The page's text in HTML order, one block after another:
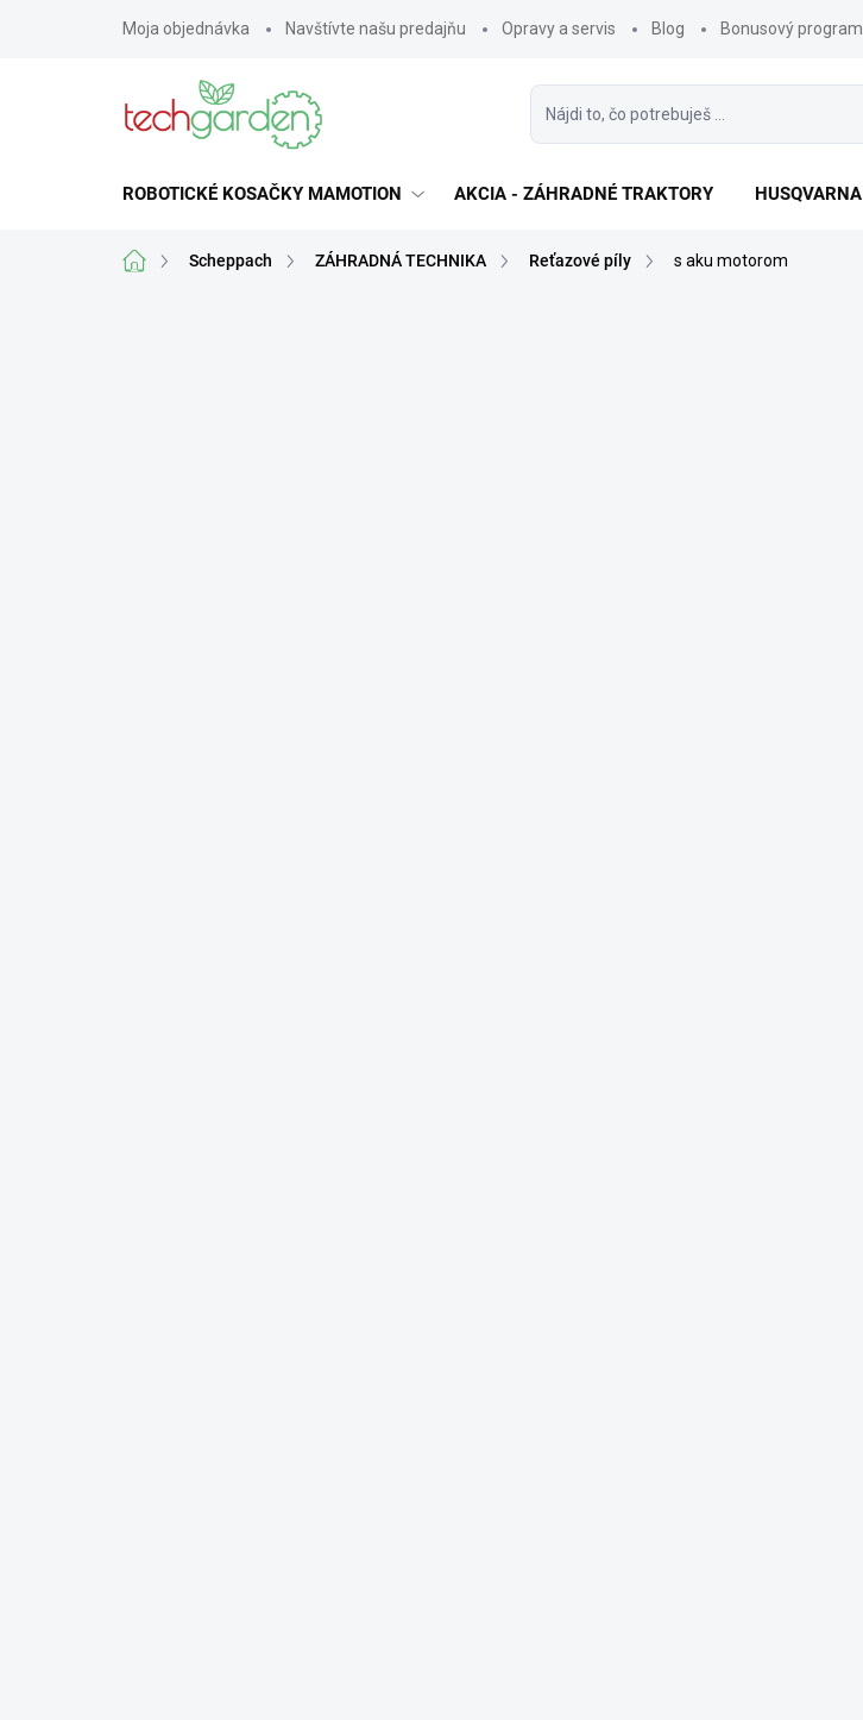
Moja objednávka Navštívte našu predajňu Opravy a servis Blog Bonusový program
ROBOTICKÉ KOSAČKY MAMOTION AKCIA - ZÁHRADNÉ TRAKTORY HUSQVARNA
DomovScheppach ZÁHRADNÁ TECHNIKA Reťazové píly s aku motorom